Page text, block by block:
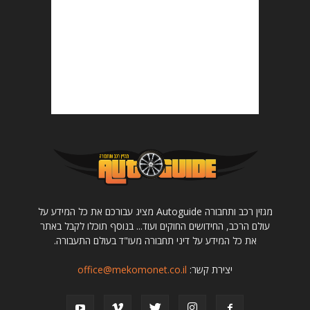
מגזין רכב ותחבורה Autoguide מציג עבורכם את כל המידע על
עולם הרכב, החידושים החוקים ועוד... בנוסף תוכלו לקבל באתר
את כל המידע על דיני תחבורה מעו"ד בעולם התעבורה.
יצירת קשר: office@mekomonet.co.il